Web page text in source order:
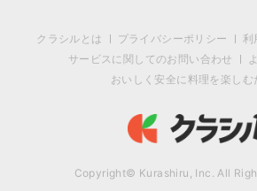
クラシルとは プライバシーポリシー 利
サービスに関してのお問い合わせ
おいしく安全に料理を楽しむ
Copyright© Kurashiru, Inc. All